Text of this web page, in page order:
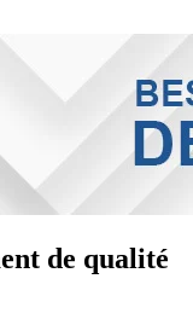
de qualité